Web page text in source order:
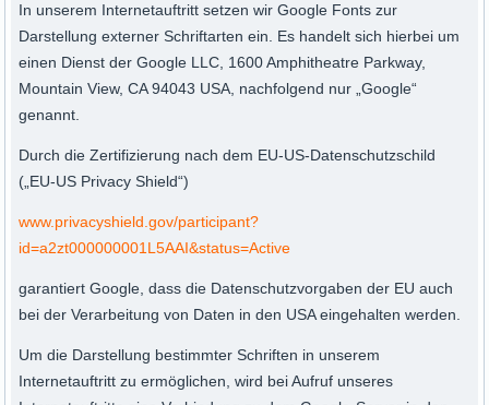
In unserem Internetauftritt setzen wir Google Fonts zur
Darstellung externer Schriftarten ein. Es handelt sich hierbei um
einen Dienst der Google LLC, 1600 Amphitheatre Parkway,
Mountain View, CA 94043 USA, nachfolgend nur „Google“
genannt.
Durch die Zertifizierung nach dem EU-US-Datenschutzschild
(„EU-US Privacy Shield“)
www.privacyshield.gov/participant?
id=a2zt000000001L5AAI&status=Active
garantiert Google, dass die Datenschutzvorgaben der EU auch
bei der Verarbeitung von Daten in den USA eingehalten werden.
Um die Darstellung bestimmter Schriften in unserem
Internetauftritt zu ermöglichen, wird bei Aufruf unseres